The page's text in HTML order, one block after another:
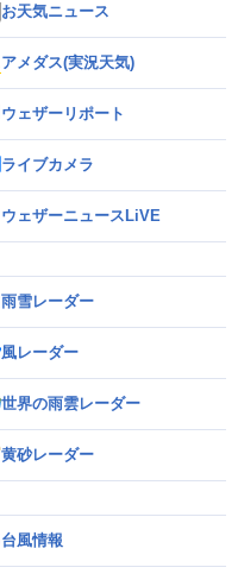
お天気ニュース
アメダス(実況天気)
ウェザーリポート
ライブカメラ
ウェザーニュースLiVE
雨雪レーダー
風レーダー
世界の雨雲レーダー
黄砂レーダー
台風情報